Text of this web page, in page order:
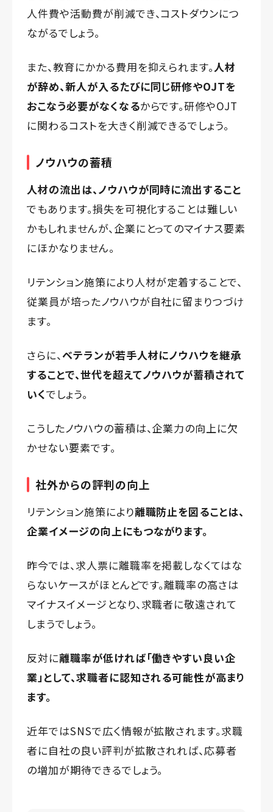
人件費や活動費が削減でき、コストダウンにつ
ながるでしょう。
また、教育にかかる費用を抑えられます。人材
が辞め、新人が入るたびに同じ研修やOJTを
おこなう必要がなくなるからです。研修やOJT
に関わるコストを大きく削減できるでしょう。
ノウハウの蓄積
人材の流出は、ノウハウが同時に流出すること
でもあります。損失を可視化することは難しい
かもしれませんが、企業にとってのマイナス要素
にほかなりません。
リテンション施策により人材が定着することで、
従業員が培ったノウハウが自社に留まりつづけ
ます。
さらに、ベテランが若手人材にノウハウを継承
することで、世代を超えてノウハウが蓄積されて
いくでしょう。
こうしたノウハウの蓄積は、企業力の向上に欠
かせない要素です。
社外からの評判の向上
リテンション施策により離職防止を図ることは、
企業イメージの向上にもつながります。
昨今では、求人票に離職率を掲載しなくてはな
らないケースがほとんどです。離職率の高さは
マイナスイメージとなり、求職者に敬遠されて
しまうでしょう。
反対に離職率が低ければ「働きやすい良い企
業」として、求職者に認知される可能性が高まり
ます。
近年ではSNSで広く情報が拡散されます。求職
者に自社の良い評判が拡散されれば、応募者
の増加が期待できるでしょう。